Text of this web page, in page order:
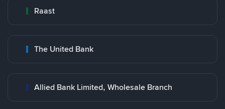
Raast
The United Bank
Allied Bank Limited, Wholesale Branch